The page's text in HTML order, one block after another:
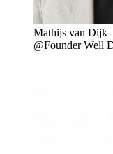
Mathijs van Dijk
@Founder Well